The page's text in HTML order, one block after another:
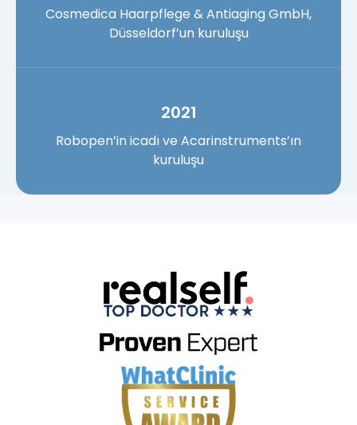
Cosmedica Haarpflege & Antiaging GmbH,
Düsseldorf’un kuruluşu
2021
Robopen’in icadı ve Acarinstruments’ın
kuruluşu